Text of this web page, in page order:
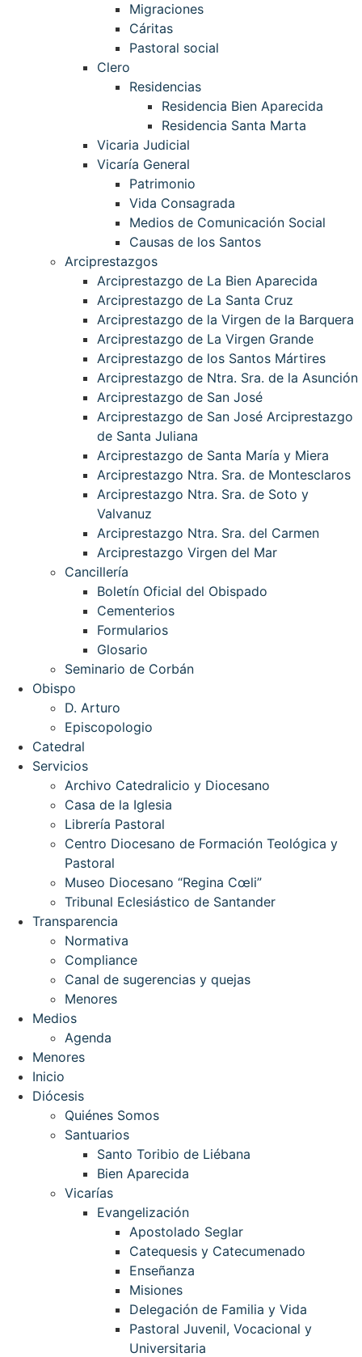
Migraciones
Cáritas
Pastoral social
Clero
Residencias
Residencia Bien Aparecida
Residencia Santa Marta
Vicaria Judicial
Vicaría General
Patrimonio
Vida Consagrada
Medios de Comunicación Social
Causas de los Santos
Arciprestazgos
Arciprestazgo de La Bien Aparecida
Arciprestazgo de La Santa Cruz
Arciprestazgo de la Virgen de la Barquera
Arciprestazgo de La Virgen Grande
Arciprestazgo de los Santos Mártires
Arciprestazgo de Ntra. Sra. de la Asunción
Arciprestazgo de San José
Arciprestazgo de San José Arciprestazgo
de Santa Juliana
Arciprestazgo de Santa María y Miera
Arciprestazgo Ntra. Sra. de Montesclaros
Arciprestazgo Ntra. Sra. de Soto y
Valvanuz
Arciprestazgo Ntra. Sra. del Carmen
Arciprestazgo Virgen del Mar
Cancillería
Boletín Oficial del Obispado
Cementerios
Formularios
Glosario
Seminario de Corbán
Obispo
D. Arturo
Episcopologio
Catedral
Servicios
Archivo Catedralicio y Diocesano
Casa de la Iglesia
Librería Pastoral
Centro Diocesano de Formación Teológica y
Pastoral
Museo Diocesano “Regina Cœli”
Tribunal Eclesiástico de Santander
Transparencia
Normativa
Compliance
Canal de sugerencias y quejas
Menores
Medios
Agenda
Menores
Inicio
Diócesis
Quiénes Somos
Santuarios
Santo Toribio de Liébana
Bien Aparecida
Vicarías
Evangelización
Apostolado Seglar
Catequesis y Catecumenado
Enseñanza
Misiones
Delegación de Familia y Vida
Pastoral Juvenil, Vocacional y
Universitaria